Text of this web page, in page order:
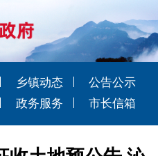
乡镇动态
公告公示
政务服务 市长信箱